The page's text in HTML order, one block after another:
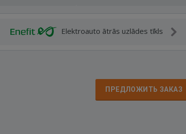
Elektroauto ātrās uzlādes tīkls
ПРЕДЛОЖИТЬ ЗАКАЗ